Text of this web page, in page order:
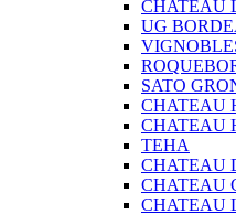
CHATEAU
UG
SATO
CHATEAU
CHATEAU
TEHA
CHATEAU
CHATEAU
CHATEAU